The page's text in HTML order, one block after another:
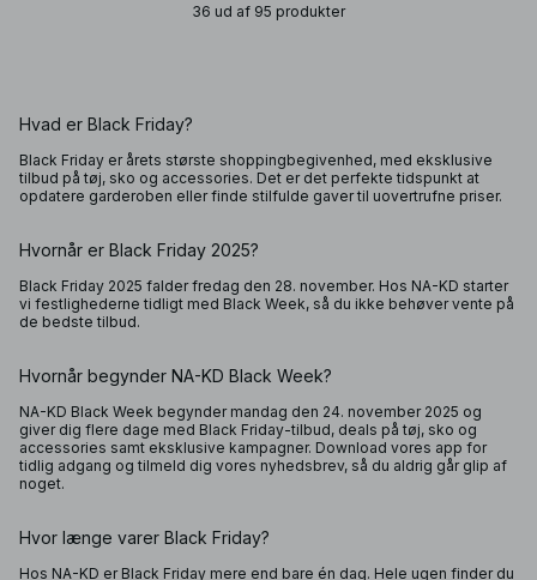
36 ud af 95 produkter
Hvad er Black Friday?
Black Friday er årets største shoppingbegivenhed, med eksklusive
tilbud på tøj, sko og accessories. Det er det perfekte tidspunkt at
opdatere garderoben eller finde stilfulde gaver til uovertrufne priser.
Hvornår er Black Friday 2025?
Black Friday 2025 falder fredag den 28. november. Hos NA-KD starter
vi festlighederne tidligt med Black Week, så du ikke behøver vente på
de bedste tilbud.
Hvornår begynder NA-KD Black Week?
NA-KD Black Week begynder mandag den 24. november 2025 og
giver dig flere dage med Black Friday-tilbud, deals på tøj, sko og
accessories samt eksklusive kampagner. Download vores app for
tidlig adgang og tilmeld dig vores nyhedsbrev, så du aldrig går glip af
noget.
Hvor længe varer Black Friday?
Hos NA-KD er Black Friday mere end bare én dag. Hele ugen finder du